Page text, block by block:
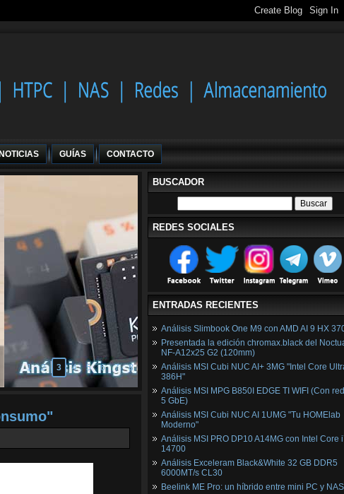
NOTICIAS GUÍAS CONTACTO
1 2 3 4 5 6 7 8
BUSCADOR
REDES SOCIALES
ENTRADAS RECIENTES
Análisis Slimbook One M9 con AMD AI 9 HX
Presentada la edición chromax.black del
NF‑A12x25 G2 (120mm)
Análisis MSI Cubi NUC AI+ 3MG "Intel Core
386H"
Análisis MSI MPG B850I EDGE TI WIFI (Con
5 GbE)
Análisis MSI Cubi NUC AI 1UMG "Tu HOMElab
Moderno"
Análisis MSI PRO DP10 A14MG con Intel Core
14700
Análisis Exceleram Black&White 32 GB DDR5
6000MT/s CL30
Beelink ME Pro: un híbrido entre mini PC y NAS